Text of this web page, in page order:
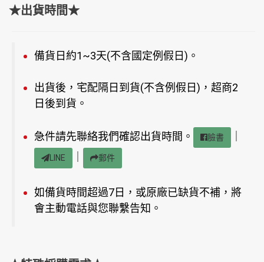
★出貨時間★
備貨日約1~3天(不含國定例假日)。
出貨後，宅配隔日到貨(不含例假日)，超商2
日後到貨。
急件請先聯絡我們確認出貨時間。 臉書
LINE 郵件
如備貨時間超過7日，或原廠已缺貨不補，將
會主動電話與您聯繫告知。